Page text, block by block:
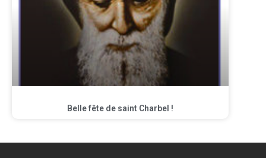
Belle fête de saint Charbel !